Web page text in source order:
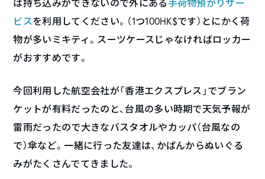
は持ち込みができないので外にある手荷物預かりサー
ビスを利用してください。（1つ100HK$です）とにかく荷
物が多いミキティ。スーツケースじゃなければロッカー
がおすすめです。
今回利用した航空会社が「香港エクスプレス」でブラン
ケットが有料だったのと、台風の多い時期で天気予報が
雷雨だったので大きなバスタオルやカッパ（台風なの
で）傘など。一緒に行った友達は、かばんからぬいぐる
みがたくさんでてきました。